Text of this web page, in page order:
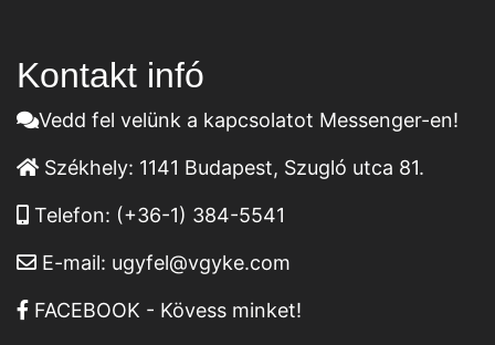
Kontakt infó
Vedd fel velünk a kapcsolatot Messenger-en!
Székhely: 1141 Budapest, Szugló utca 81.
Telefon: (+36-1) 384-5541
E-mail: ugyfel@vgyke.com
FACEBOOK - Kövess minket!